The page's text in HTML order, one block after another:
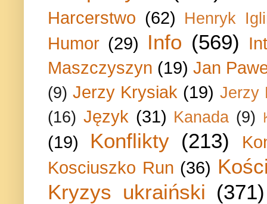
Harcerstwo (62) Henryk
Humor (29) Info (569)
Maszczyszyn (19) Jan
(9) Jerzy Krysiak (19) Jerzy
(16) Język (31) Kanada (9)
(19) Konflikty (213)
Kosciuszko Run (36)
Kryzys ukraiński (371)